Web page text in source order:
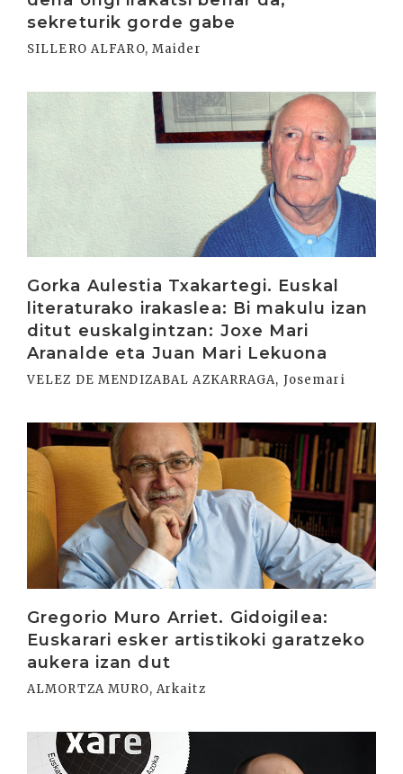
sekreturik gorde gabe
SILLERO ALFARO, Maider
Gorka Aulestia Txakartegi. Euskal
literaturako irakaslea: Bi makulu izan
ditut euskalgintzan: Joxe Mari
Aranalde eta Juan Mari Lekuona
VELEZ DE MENDIZABAL AZKARRAGA, Josemari
Irakurri
Gregorio Muro Arriet. Gidoigilea:
Euskarari esker artistikoki garatzeko
aukera izan dut
ALMORTZA MURO, Arkaitz
Irakurri
Irakurri